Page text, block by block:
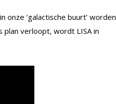
onze ‘galactische buurt’ worden
plan verloopt, wordt LISA in